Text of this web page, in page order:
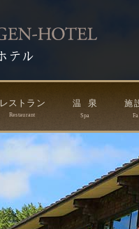
レストラン
Restaurant
温 泉
Spa
施